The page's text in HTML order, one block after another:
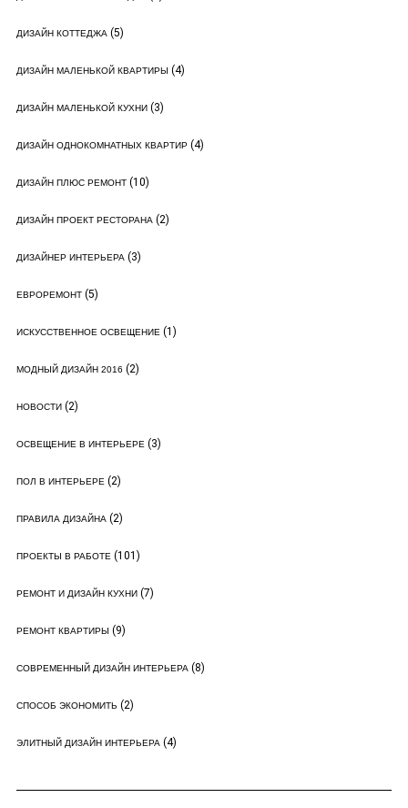
ДИЗАЙН КОТТЕДЖА(5)
ДИЗАЙН МАЛЕНЬКОЙ КВАРТИРЫ (4)
ДИЗАЙН МАЛЕНЬКОЙ КУХНИ(3)
ДИЗАЙН ОДНОКОМНАТНЫХ КВАРТИР(4)
ДИЗАЙН ПЛЮС РЕМОНТ(10)
ДИЗАЙН ПРОЕКТ РЕСТОРАНА(2)
ДИЗАЙНЕР ИНТЕРЬЕРА(3)
ЕВРОРЕМОНТ(5)
ИСКУССТВЕННОЕ ОСВЕЩЕНИЕ(1)
МОДНЫЙ ДИЗАЙН 2016 (2)
НОВОСТИ(2)
ОСВЕЩЕНИЕ В ИНТЕРЬЕРЕ(3)
ПОЛ В ИНТЕРЬЕРЕ(2)
ПРАВИЛА ДИЗАЙНА(2)
ПРОЕКТЫ В РАБОТЕ(101)
РЕМОНТ И ДИЗАЙН КУХНИ(7)
РЕМОНТ КВАРТИРЫ (9)
СОВРЕМЕННЫЙ ДИЗАЙН ИНТЕРЬЕРА(8)
СПОСОБ ЭКОНОМИТЬ (2)
ЭЛИТНЫЙ ДИЗАЙН ИНТЕРЬЕРА(4)